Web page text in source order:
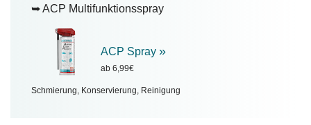
➥ ACP Multifunktionsspray
ACP Spray »
ab 6,99€
Schmierung, Konservierung, Reinigung